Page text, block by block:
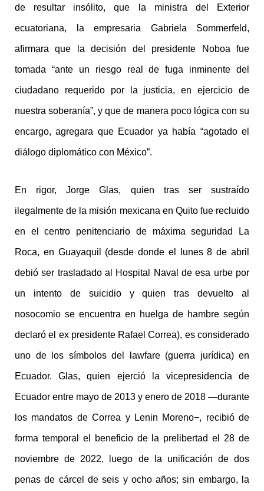
de resultar insólito, que la ministra del Exterior
ecuatoriana, la empresaria Gabriela Sommerfeld,
afirmara que la decisión del presidente Noboa fue
tomada “ante un riesgo real de fuga inminente del
ciudadano requerido por la justicia, en ejercicio de
nuestra soberanía”, y que de manera poco lógica con su
encargo, agregara que Ecuador ya había “agotado el
diálogo diplomático con México”.
En rigor, Jorge Glas, quien tras ser sustraído
ilegalmente de la misión mexicana en Quito fue recluido
en el centro penitenciario de máxima seguridad La
Roca, en Guayaquil (desde donde el lunes 8 de abril
debió ser trasladado al Hospital Naval de esa urbe por
un intento de suicidio y quien tras devuelto al
nosocomio se encuentra en huelga de hambre según
declaró el ex presidente Rafael Correa), es considerado
uno de los símbolos del lawfare (guerra jurídica) en
Ecuador. Glas, quien ejerció la vicepresidencia de
Ecuador entre mayo de 2013 y enero de 2018 —durante
los mandatos de Correa y Lenin Moreno−, recibió de
forma temporal el beneficio de la prelibertad el 28 de
noviembre de 2022, luego de la unificación de dos
penas de cárcel de seis y ocho años; sin embargo, la